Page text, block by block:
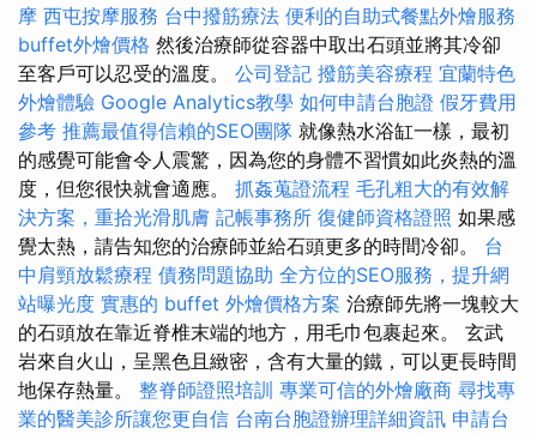
摩 西屯按摩服務 台中撥筋療法 便利的自助式餐點外燴服務
buffet外燴價格 然後治療師從容器中取出石頭並將其冷卻
至客戶可以忍受的溫度。 公司登記 撥筋美容療程 宜蘭特色
外燴體驗 Google Analytics教學 如何申請台胞證 假牙費用
參考 推薦最值得信賴的SEO團隊 就像熱水浴缸一樣，最初
的感覺可能會令人震驚，因為您的身體不習慣如此炎熱的溫
度，但您很快就會適應。 抓姦蒐證流程 毛孔粗大的有效解
決方案，重拾光滑肌膚 記帳事務所 復健師資格證照 如果感
覺太熱，請告知您的治療師並給石頭更多的時間冷卻。 台
中肩頸放鬆療程 債務問題協助 全方位的SEO服務，提升網
站曝光度 實惠的 buffet 外燴價格方案 治療師先將一塊較大
的石頭放在靠近脊椎末端的地方，用毛巾包裹起來。 玄武
岩來自火山，呈黑色且緻密，含有大量的鐵，可以更長時間
地保存熱量。 整脊師證照培訓 專業可信的外燴廠商 尋找專
業的醫美診所讓您更自信 台南台胞證辦理詳細資訊 申請台